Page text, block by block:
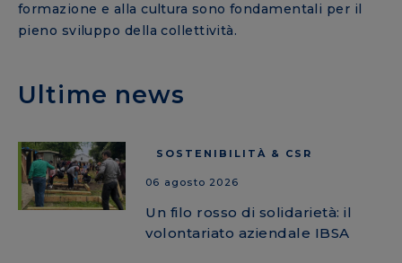
formazione e alla cultura sono fondamentali per il
pieno sviluppo della collettività.
Ultime news
SOSTENIBILITÀ & CSR
06 agosto 2026
Un filo rosso di solidarietà: il
volontariato aziendale IBSA